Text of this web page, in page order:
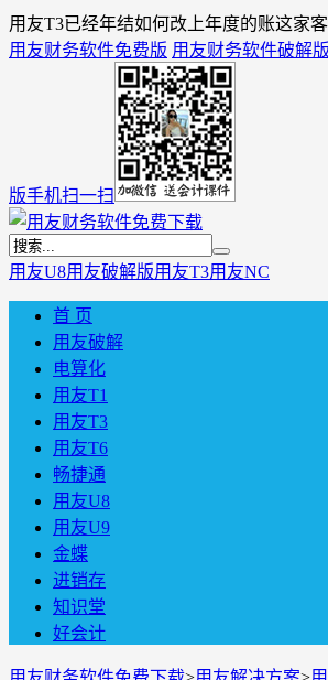
用友T3已经年结如何改上年度的账这家
用友财务软件免费版 用友财务软件破解版
版手机扫一扫
用友U8用友破解版用友T3用友NC
首 页
用友破解
电算化
用友T1
用友T3
用友T6
畅捷通
用友U8
用友U9
金蝶
进销存
知识堂
好会计